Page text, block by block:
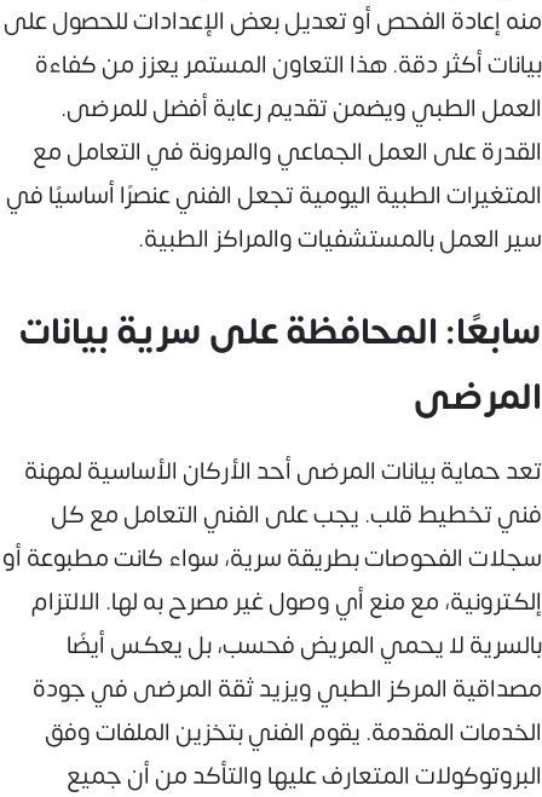
منه إعادة الفحص أو تعديل بعض الإعدادات للحصول على
بيانات أكثر دقة. هذا التعاون المستمر يعزز من كفاءة
العمل الطبي ويضمن تقديم رعاية أفضل للمرضى.
القدرة على العمل الجماعي والمرونة في التعامل مع
المتغيرات الطبية اليومية تجعل الفني عنصرًا أساسيًا في
سير العمل بالمستشفيات والمراكز الطبية.
سابعًا: المحافظة على سرية بيانات
المرضى
تعد حماية بيانات المرضى أحد الأركان الأساسية لمهنة
فني تخطيط قلب. يجب على الفني التعامل مع كل
سجلات الفحوصات بطريقة سرية، سواء كانت مطبوعة أو
إلكترونية، مع منع أي وصول غير مصرح به لها. الالتزام
بالسرية لا يحمي المريض فحسب، بل يعكس أيضًا
مصداقية المركز الطبي ويزيد ثقة المرضى في جودة
الخدمات المقدمة. يقوم الفني بتخزين الملفات وفق
البروتوكولات المتعارف عليها والتأكد من أن جميع